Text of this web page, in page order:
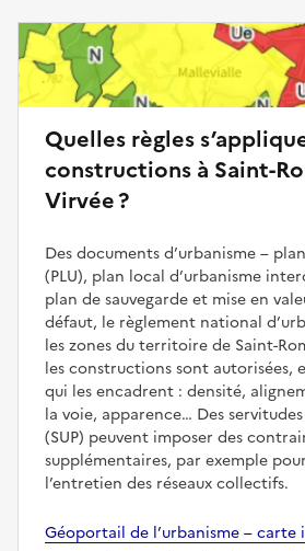
Quelles règles
constructions à Saint-
Virvée ?
Des documents d’urbanisme –
(PLU), plan local d’urbanisme
plan de sauvegarde et mise en
défaut, le règlement national
les zones du territoire de Saint-
les constructions sont autorisées,
qui les encadrent : densité,
la voie, apparence… Des
(SUP) peuvent imposer des
supplémentaires, par exemple
l’entretien des réseaux collectifs.
Géoportail de l’urbanisme –